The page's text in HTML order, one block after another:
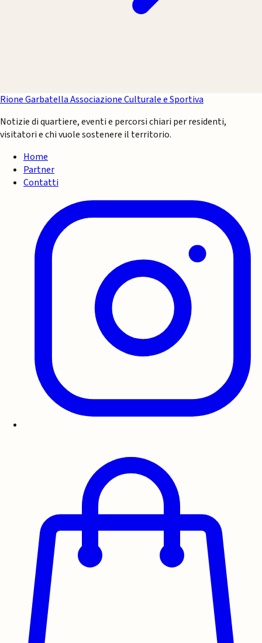
Rione GarbatellaAssociazione Culturale e Sportiva
Notizie di quartiere, eventi e percorsi chiari per residenti,
visitatori e chi vuole sostenere il territorio.
Home
Partner
Contatti